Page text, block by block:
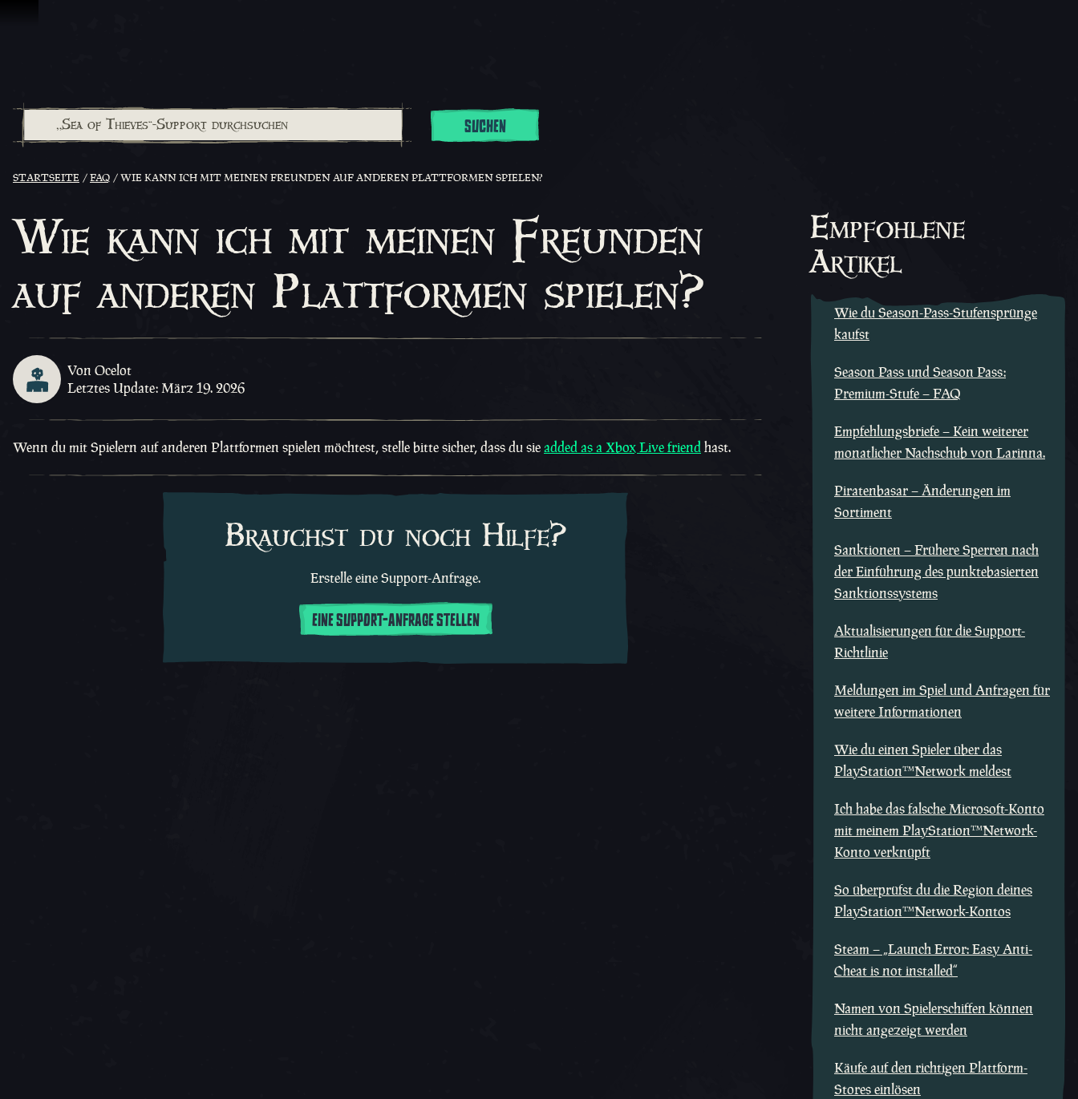
SUCHEN
STARTSEITE FAQ WIE KANN ICH MIT MEINEN FREUNDEN AUF ANDEREN PLATTFORMEN SPIELEN?
Wie kann ich mit meinen Freunden
auf anderen Plattformen spielen?
Von Ocelot
Letztes Update: März 19. 2026
Wenn du mit Spielern auf anderen Plattformen spielen möchtest, stelle bitte sicher, dass du sieadded as a Xbox Live friendhast.
Brauchst du noch Hilfe?
Erstelle eine Support-Anfrage.
EINE SUPPORT-ANFRAGE STELLEN
Empfohlene
Artikel
Wie du Season-Pass-Stufensprünge
kaufst
Season Pass und Season Pass:
Premium-Stufe – FAQ
Empfehlungsbriefe – Kein weiterer
monatlicher Nachschub von Larinna.
Piratenbasar – Änderungen im
Sortiment
Sanktionen – Frühere Sperren nach
der Einführung des punktebasierten
Sanktionssystems
Aktualisierungen für die Support-
Richtlinie
Meldungen im Spiel und Anfragen für
weitere Informationen
Wie du einen Spieler über das
PlayStation™Network meldest
Ich habe das falsche Microsoft-Konto
mit meinem PlayStation™Network-
Konto verknüpft
So überprüfst du die Region deines
PlayStation™Network-Kontos
Steam – „Launch Error: Easy Anti-
Cheat is not installed“
Namen von Spielerschiffen können
nicht angezeigt werden
Käufe auf den richtigen Plattform-
Stores einlösen